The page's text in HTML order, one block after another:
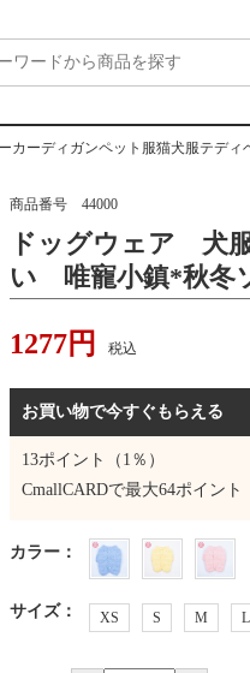
ーディガンペット服猫犬服テディ
商品番号 44000
ドッグウェア
い 唯寵小鎮*秋冬
ディベアコート
1277円 税込
お買い物で今すぐもらえる
13ポイント（1％）
CmallCARDで最大64ポイント
カラー ：
サイズ： XS S M L